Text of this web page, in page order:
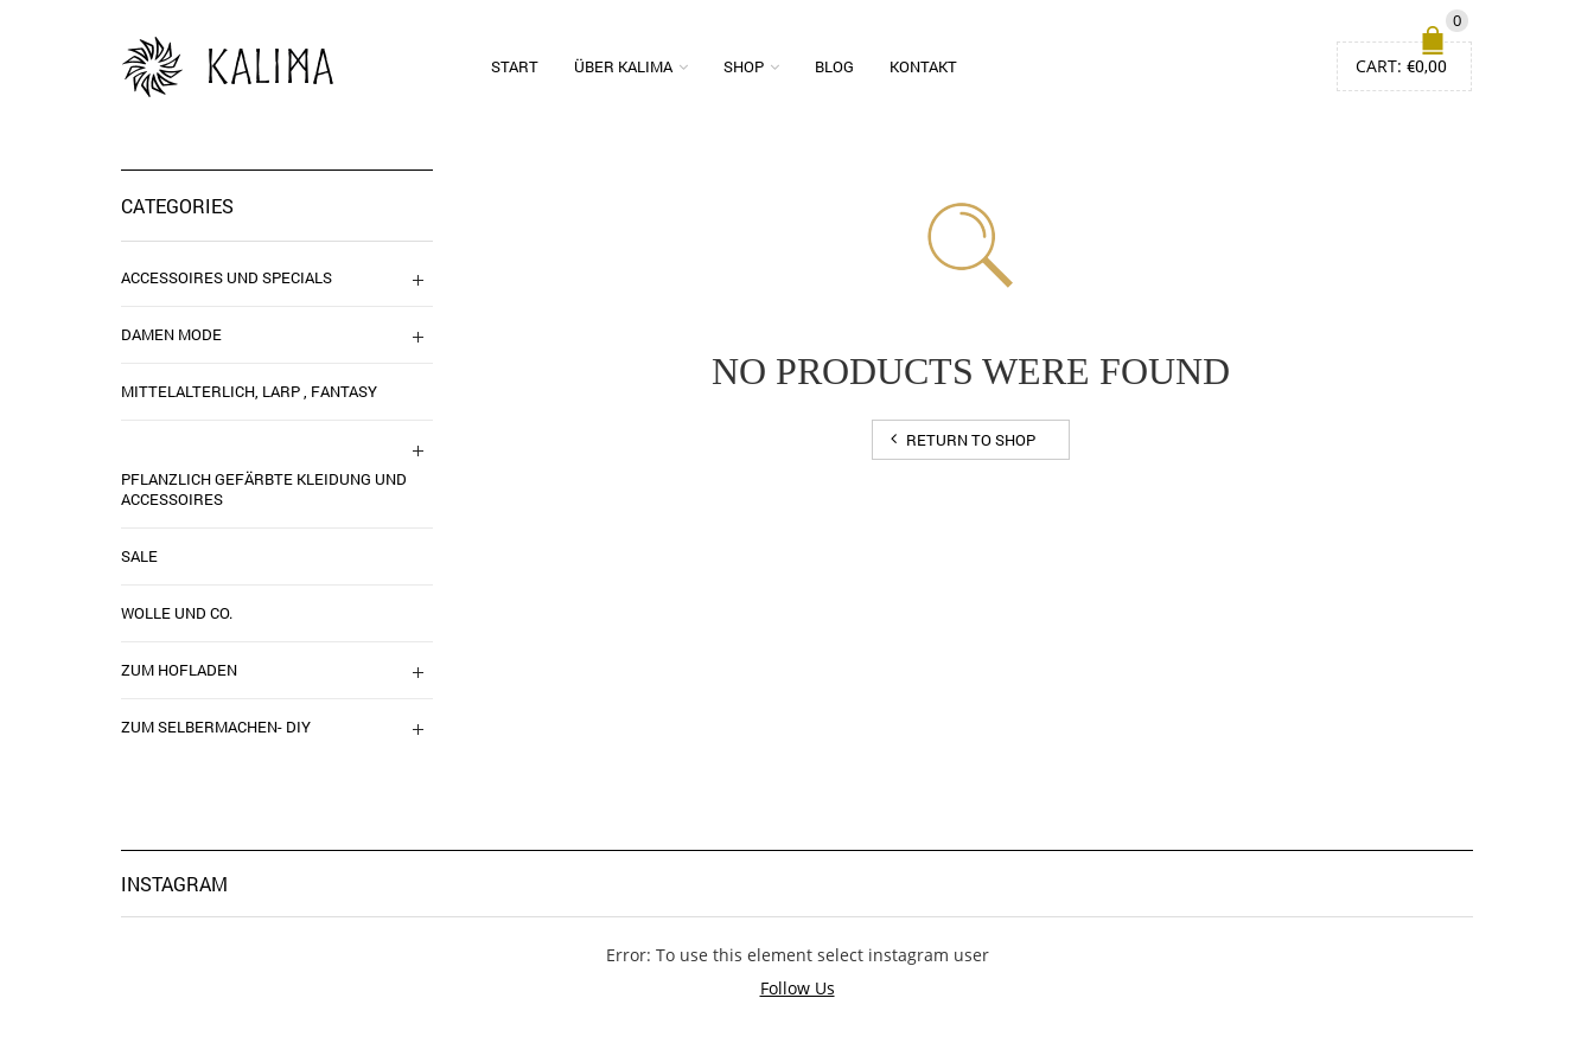
START ÜBER KALIMA SHOP BLOG KONTAKT
0
CART: €0,00
NO PRODUCTS WERE FOUND
RETURN TO SHOP
CATEGORIES
ACCESSOIRES UND SPECIALS
DAMEN MODE
MITTELALTERLICH, LARP , FANTASY
PFLANZLICH GEFÄRBTE KLEIDUNG UND
ACCESSOIRES
SALE
WOLLE UND CO.
ZUM HOFLADEN
ZUM SELBERMACHEN- DIY
INSTAGRAM
Error: To use this element select instagram user
Follow Us